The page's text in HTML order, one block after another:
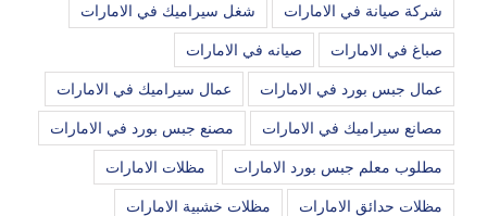
شركة صيانة في الامارات شغل سيراميك في الامارات
صباغ في الامارات صيانه في الامارات
عمال جبس بورد في الامارات عمال سيراميك في الامارات
مصانع سيراميك في الامارات مصنع جبس بورد في الامارات
مطلوب معلم جبس بورد الامارات مظلات الامارات
مظلات حدائق الامارات مظلات خشبية الامارات